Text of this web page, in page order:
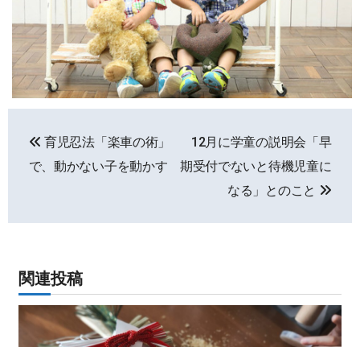
稿
ビ
ー
シ
育児忍法「楽車の術」
で、動かない子を動かす
12月に学童の説明会「早
期受付でないと待機児童に
なる」とのこと
関連投稿